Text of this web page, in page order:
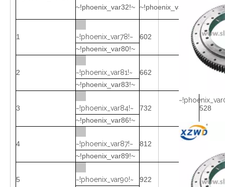
~!phoenix_var32!~ ~!phoenix_var41!~
1 ~!phoenix_var78!~ 602
398
~!phoenix_var80!~
2 ~!phoenix_var81!~ 662
~!phoenix_var83!~
3 ~!phoenix_var84!~ 732
528
~!phoenix_var86!~
4 ~!phoenix_var87!~ 812
~!phoenix_var89!~
5 ~!phoenix_var90!~ 922
678